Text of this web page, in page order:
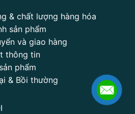
& chất lượng hàng hóa
sản phẩm
và giao hàng
thông tin
phẩm
& Bồi thường